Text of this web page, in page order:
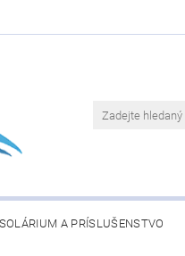
SOLÁRIUM A PRÍSLUŠENSTVO